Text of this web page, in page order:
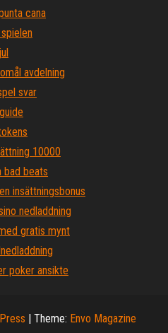
cana
avdelning
svar
10000
bad beats
insättningsbonus
nedladdning
gratis mynt
poker ansikte
| Theme: Envo Magazine